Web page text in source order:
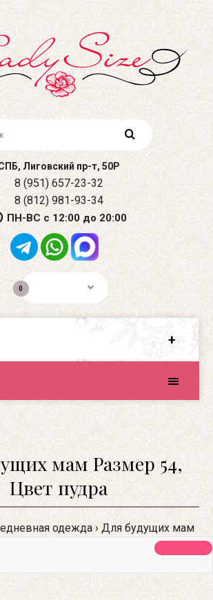
Лиговский пр-т, 50Р
8 (951) 657-23-32
8 (812) 981-93-34
ПН-ВС с 12:00 до 20:00
0
мам Размер 54,
Цвет пудра
одежда Для будущих мам